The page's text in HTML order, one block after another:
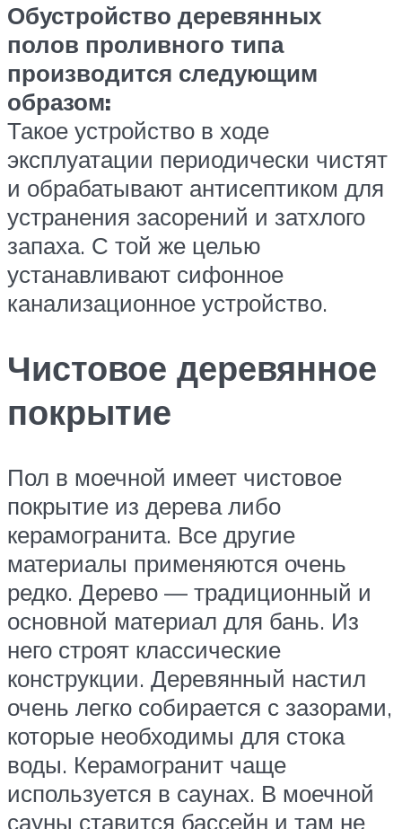
Обустройство деревянных
полов проливного типа
производится следующим
образом:
Такое устройство в ходе
эксплуатации периодически чистят
и обрабатывают антисептиком для
устранения засорений и затхлого
запаха. С той же целью
устанавливают сифонное
канализационное устройство.
Чистовое деревянное
покрытие
Пол в моечной имеет чистовое
покрытие из дерева либо
керамогранита. Все другие
материалы применяются очень
редко. Дерево — традиционный и
основной материал для бань. Из
него строят классические
конструкции. Деревянный настил
очень легко собирается с зазорами,
которые необходимы для стока
воды. Керамогранит чаще
используется в саунах. В моечной
сауны ставится бассейн и там не